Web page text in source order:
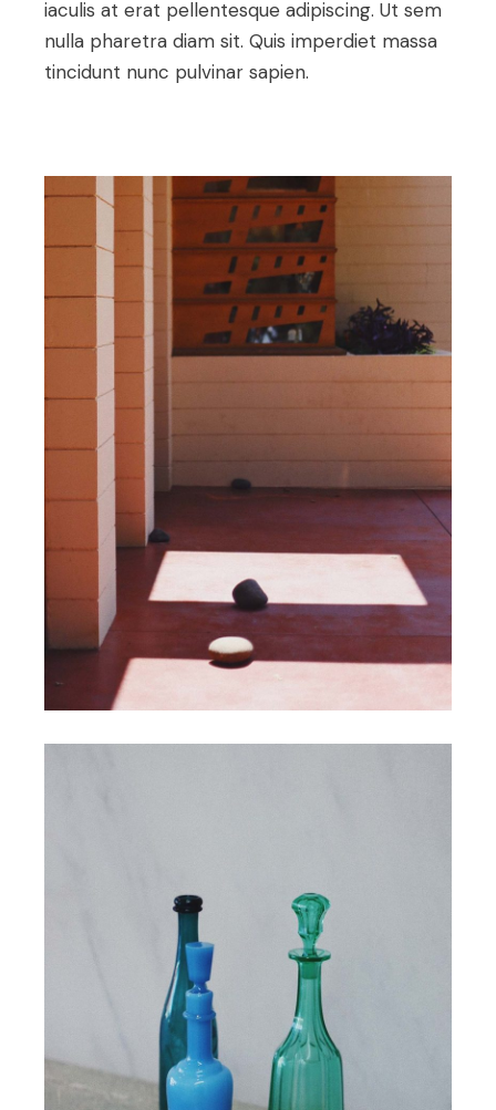
iaculis at erat pellentesque adipiscing. Ut sem
nulla pharetra diam sit. Quis imperdiet massa
tincidunt nunc pulvinar sapien.